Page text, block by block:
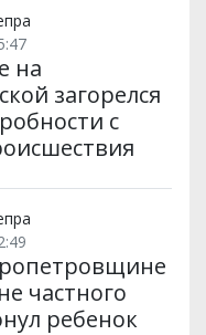
на
загорелся
с
частного
ребенок